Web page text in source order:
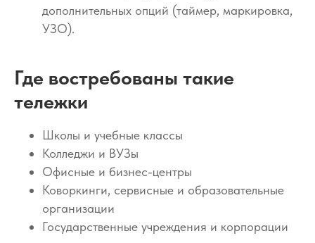
дополнительных опций (таймер, маркировка,
УЗО).
Где востребованы такие
тележки
Школы и учебные классы
Колледжи и ВУЗы
Офисные и бизнес-центры
Коворкинги, сервисные и образовательные
организации
Государственные учреждения и корпорации